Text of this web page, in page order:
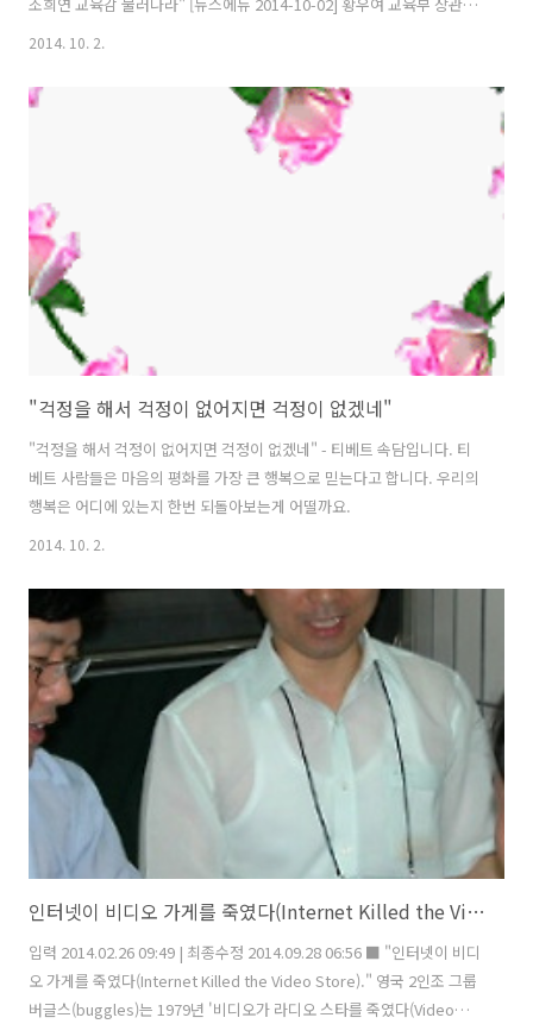
1일 여의도 모처에서 서울 자율형사립고등학교 교장단(배재고, 중앙고,
처리하겠다”는 입장을 밝혔다. 이달말로 예정된 서울시교육청의 자사고
지정 취소 발표를 앞두고 수용 불가 방침을 거듭 확인한 것으로 풀이된
다. 자사고 교장단은 면담에서 “자사고 정책은 국가정책으로 특별한 결
함이 없는 한 일관성 있는 정책 집행이 필요하다”며 “일부 결함이 있으면
감독청인 교육청이 시정 개선하면서 유지 발전시켜야 한다”고 건의했다.
..
2014. 10. 2.
"걱정을 해서 걱정이 없어지면 걱정이 없겠네"
"걱정을 해서 걱정이 없어지면 걱정이 없겠네" - 티베트 속담입니다. 티
베트 사람들은 마음의 평화를 가장 큰 행복으로 믿는다고 합니다. 우리의
행복은 어디에 있는지 한번 되돌아보는게 어떨까요.
2014. 10. 2.
인터넷이 비디오 가게를 죽였다(Internet Killed the Video Store)
입력 2014.02.26 09:49 | 최종수정 2014.09.28 06:56 ■ "인터넷이 비디
오 가게를 죽였다(Internet Killed the Video Store)." 영국 2인조 그룹
버글스(buggles)는 1979년 '비디오가 라디오 스타를 죽였다(Video